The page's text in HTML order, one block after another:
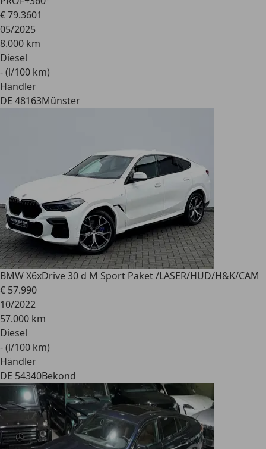
€ 79.3601
05/2025
8.000 km
Diesel
- (l/100 km)
Händler
DE 48163Münster
BMW X6xDrive 30 d M Sport Paket /LASER/HUD/H&K/CAM
€ 57.990
10/2022
57.000 km
Diesel
- (l/100 km)
Händler
DE 54340Bekond